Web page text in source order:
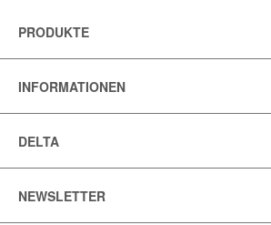
PRODUKTE
INFORMATIONEN
DELTA
NEWSLETTER